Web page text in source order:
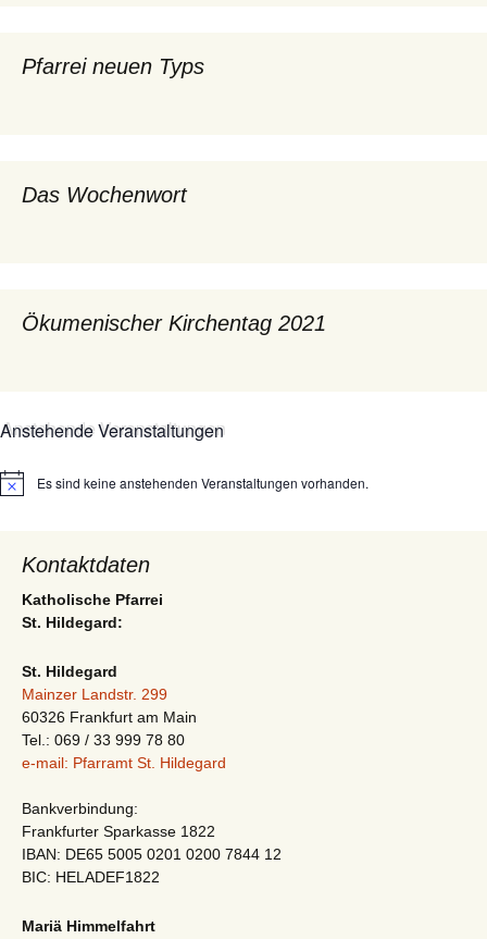
Pfarrei neuen Typs
Das Wochenwort
Ökumenischer Kirchentag 2021
Anstehende Veranstaltungen
HinweisEs sind keine anstehenden Veranstaltungen vorhanden.
Kontaktdaten
Katholische Pfarrei
St. Hildegard:
St. Hildegard
Mainzer Landstr. 299
60326 Frankfurt am Main
Tel.: 069 / 33 999 78 80
e-mail: Pfarramt St. Hildegard
Bankverbindung:
Frankfurter Sparkasse 1822
IBAN: DE65 5005 0201 0200 7844 12
BIC: HELADEF1822
Mariä Himmelfahrt